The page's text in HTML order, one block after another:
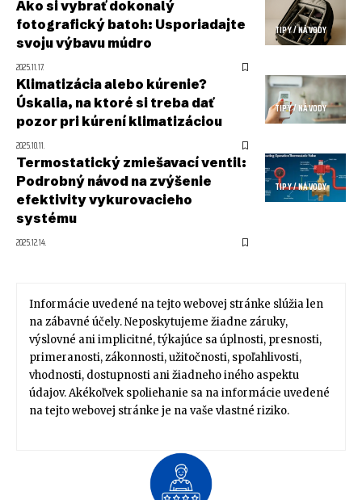
TIPY / NÁVODY
Ako si vybrať dokonalý
fotografický batoh: Usporiadajte
svoju výbavu múdro
2025.11.17.
TIPY / NÁVODY
Klimatizácia alebo kúrenie?
Úskalia, na ktoré si treba dať
pozor pri kúrení klimatizáciou
2025.10.11.
TIPY / NÁVODY
Termostatický zmiešavací ventil:
Podrobný návod na zvýšenie
efektivity vykurovacieho
systému
2025.12.14.
Informácie uvedené na tejto webovej stránke slúžia len
na zábavné účely. Neposkytujeme žiadne záruky,
výslovné ani implicitné, týkajúce sa úplnosti, presnosti,
primeranosti, zákonnosti, užitočnosti, spoľahlivosti,
vhodnosti, dostupnosti ani žiadneho iného aspektu
údajov. Akékoľvek spoliehanie sa na informácie uvedené
na tejto webovej stránke je na vaše vlastné riziko.